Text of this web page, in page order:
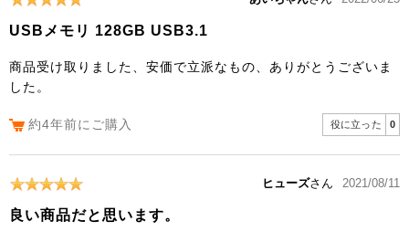
USBメモリ 128GB USB3.1
商品受け取りました、安価で立派なもの、ありがとうございま
した。
約4年前にご購入 役に立った 0
ヒューズさん 2021/08/11
良い商品だと思います。